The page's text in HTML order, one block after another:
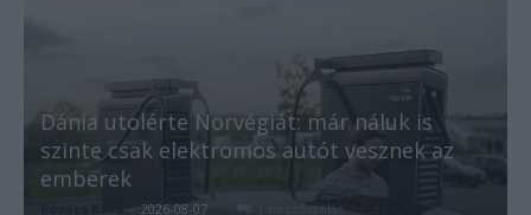
Dánia utolérte Norvégiát: már náluk is
szinte csak elektromos autót vesznek az
emberek
- 2026-08-07 1 hozzászólás